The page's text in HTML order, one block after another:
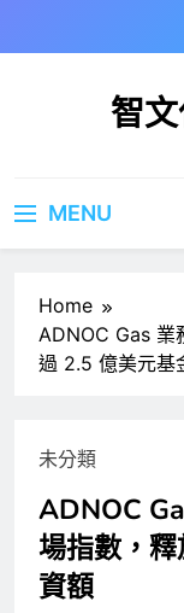
智
MENU
Home
ADNOC Gas 業
過 2.5 億美元基
未分類
ADNOC
場指數，
資額